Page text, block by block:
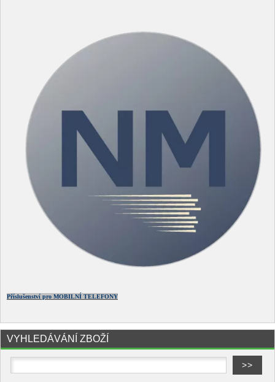
Příslušenství pro MOBILNÍ TELEFONY
VYHLEDÁVÁNÍ ZBOŽÍ